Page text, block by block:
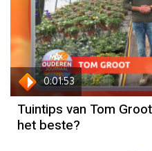
0:01:53
Tuintips van Tom
het beste?